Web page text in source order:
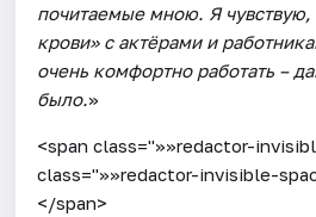
почитаемые мною. Я
крови» с актёрами и
очень комфортно работать –
было.»
<span class="»»redactor-
class="»»redactor-invisible-
</span>